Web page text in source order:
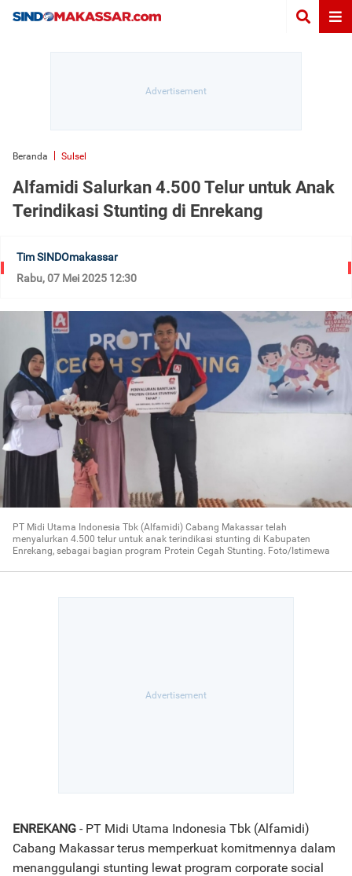
Beranda Sulsel
Alfamidi Salurkan 4.500 Telur untuk Anak
Terindikasi Stunting di Enrekang
Tim SINDOmakassar
Rabu, 07 Mei 2025 12:30
PT Midi Utama Indonesia Tbk (Alfamidi) Cabang Makassar telah
menyalurkan 4.500 telur untuk anak terindikasi stunting di Kabupaten
Enrekang, sebagai bagian program Protein Cegah Stunting. Foto/Istimewa
ENREKANG - PT Midi Utama Indonesia Tbk (Alfamidi)
Cabang Makassar terus memperkuat komitmennya dalam
menanggulangi stunting lewat program corporate social